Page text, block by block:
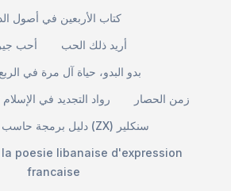
كتاب الأربعين في أصول
أحب
أريد ذلك الحب
بدو البدو، حياة آل مرة في
رواد التجديد في الإسلام : 1840 –
زمن الحصار
دليل برمجة حاسب سبكتروم (ZX) سنكلير
la poesie libanaise d'expression
francaise